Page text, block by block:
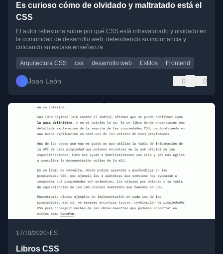
Es curioso cómo de olvidado y maltratado está el
CSS
El autor reflexiona sobre por qué CSS está infravalorado y olvidado en
la comunidad de desarrollo web, defendiendo su importancia y
criticando su escasa enseñanza.
Arquitectura CSS css desarrollo web Estilos Frontend
Joan León 0 0
17/10/2020• ES
Libros CSS